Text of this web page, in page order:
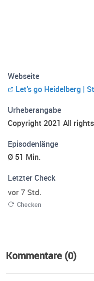
Webseite
Let’s go Heidelberg |
Urheberangabe
Copyright 2021 All
Episodenlänge
Ø 51 Min.
Letzter Check
vor 7 Std.
Checken
Kommentare (0)